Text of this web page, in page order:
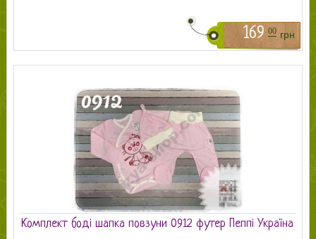
169 00 грн
Комплект боді шапка повзуни 0912 футер Пеппі Україна